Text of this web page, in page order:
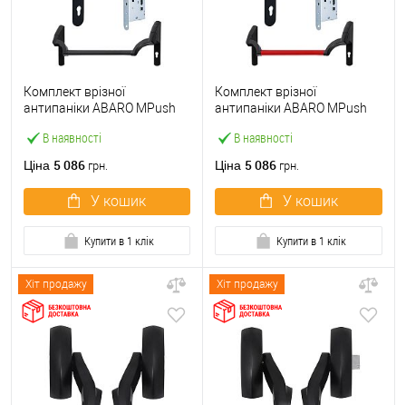
В наявності
Комплект врізної
антипаніки ABARO МPush
чорний із замком та ручкою
Ціна 5 086 грн.
У кошик
Купити в 1 клік
В наявності
Комплект врізної
антипаніки ABARO МPush
червоний із замком та
Ціна 5 086 грн.
У кошик
Купити в 1 клік
Хіт продажу Хіт продажу